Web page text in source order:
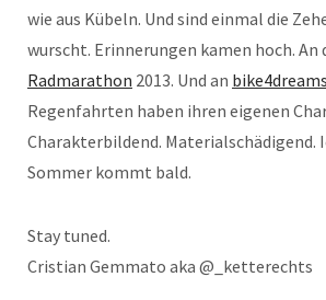
wie aus Kübeln. Und sind einmal die
wurscht. Erinnerungen kamen hoch. An
Radmarathon 2013. Und an bike4dreams
Regenfahrten haben ihren eigenen
Charakterbildend. Materialschädigend.
Sommer kommt bald.
Stay tuned.
Cristian Gemmato aka @_ketterechts